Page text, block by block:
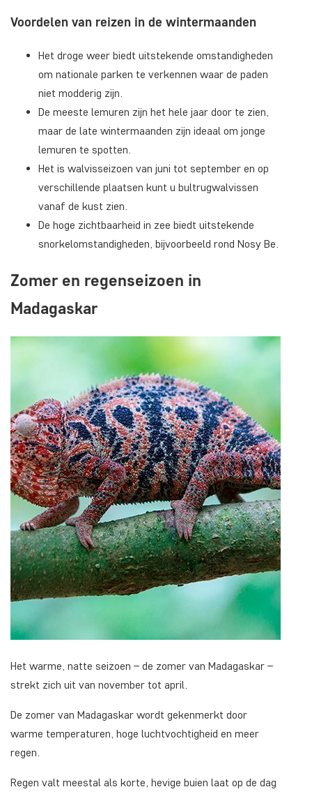
Voordelen van reizen in de wintermaanden
Het droge weer biedt uitstekende omstandigheden
om nationale parken te verkennen waar de paden
niet modderig zijn.
De meeste lemuren zijn het hele jaar door te zien,
maar de late wintermaanden zijn ideaal om jonge
lemuren te spotten.
Het is walvisseizoen van juni tot september en op
verschillende plaatsen kunt u bultrugwalvissen
vanaf de kust zien.
De hoge zichtbaarheid in zee biedt uitstekende
snorkelomstandigheden, bijvoorbeeld rond Nosy Be.
Zomer en regenseizoen in
Madagaskar
Het warme, natte seizoen – de zomer van Madagaskar –
strekt zich uit van november tot april.
De zomer van Madagaskar wordt gekenmerkt door
warme temperaturen, hoge luchtvochtigheid en meer
regen.
Regen valt meestal als korte, hevige buien laat op de dag